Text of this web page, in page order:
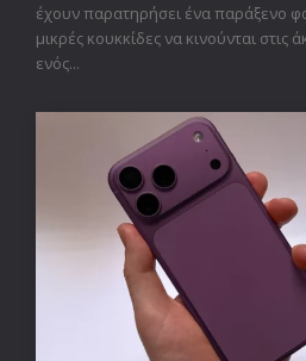
έχουν παρατηρήσει ένα παράξενο
μικρές κουκκίδες να κινούνται στις
ενός...